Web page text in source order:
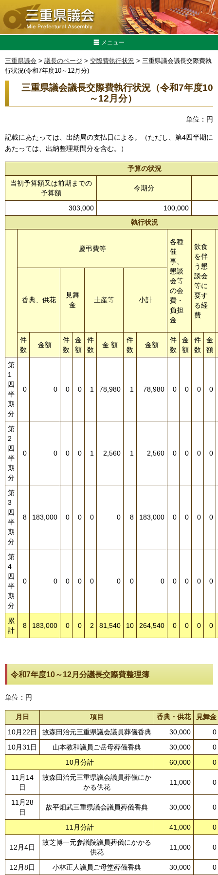
メニュー
三重県議会 > 議長のページ > 交際費執行状況 > 三重県議会議長交際費執
行状況(令和7年度10～12月分)
三重県議会議長交際費執行状況（令和7年度10
～12月分）
単位：円
記載にあたっては、出納局の支払日による。（ただし、第4四半期に
あたっては、出納整理期間分を含む。）
予算の状況
当初予算額又は前期までの
予算額
今期分
303,000
100,000
執行状況
慶弔費等
各種
催
事、
懇談
会等
の会
費・
負担
金
飲食
を伴
う懇
談会
等に
要す
る経
費
香典、供花
見舞
金
土産等 小計
件
数
金額
件
数
金
額
件
数
金 額
件
数
金額
件
数
金
額
件
数
金
額
第
1
四
半
期
分
0 0 0 0 1 78,980 1 78,980 0 0 0 0
第
2
四
半
期
分
0 0 0 0 1 2,560 1 2,560 0 0 0 0
第
3
四
半
期
分
8 183,000 0 0 0 0 8 183,000 0 0 0 0
第
4
四
半
期
分
0 0 0 0 0 0 0 0 0 0 0 0
累
計
8 183,000 0 0 2 81,540 10 264,540 0 0 0 0
令和7年度10～12月分議長交際費整理簿
単位：円
月日 項目 香典・供花
見舞金
10月22日
故森田治元三重県議会議員葬儀香典 30,000
0
10月31日
山本教和議員ご岳母葬儀香典 30,000
0
10月分計
60,000
0
11月14
日
故森田治元三重県議会議員葬儀にか
かる供花
11,000 0
11月28
日
故平畑武三重県議会議員葬儀香典 30,000 0
11月分計 41,000 0
12月4日
故芝博一元参議院議員葬儀にかかる
供花
11,000 0
12月8日 小林正人議員ご母堂葬儀香典 30,000 0